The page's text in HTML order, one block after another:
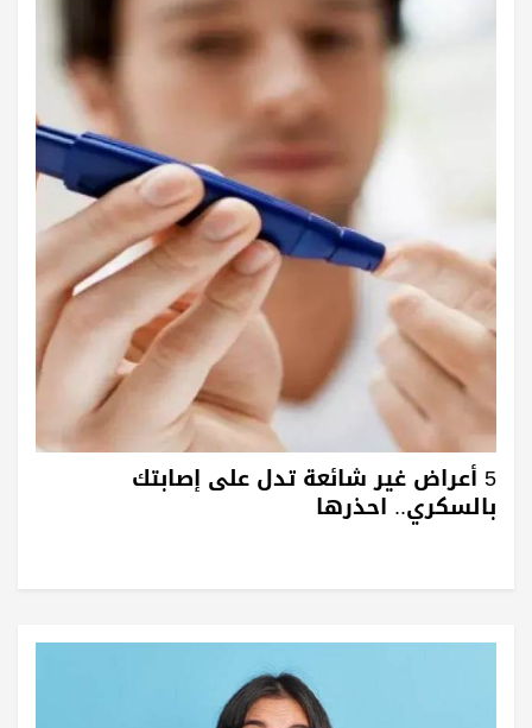
5 أعراض غير شائعة تدل على إصابتك
بالسكري.. احذرها